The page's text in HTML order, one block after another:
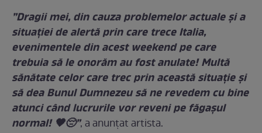
”Dragii mei, din cauza problemelor actuale și a
situației de alertă prin care trece Italia,
evenimentele din acest weekend pe care
trebuia să le onorăm au fost anulate! Multă
sănătate celor care trec prin această situație și
să dea Bunul Dumnezeu să ne revedem cu bine
atunci când lucrurile vor reveni pe făgaşul
normal! 🖤😔”, a anunţat artista.